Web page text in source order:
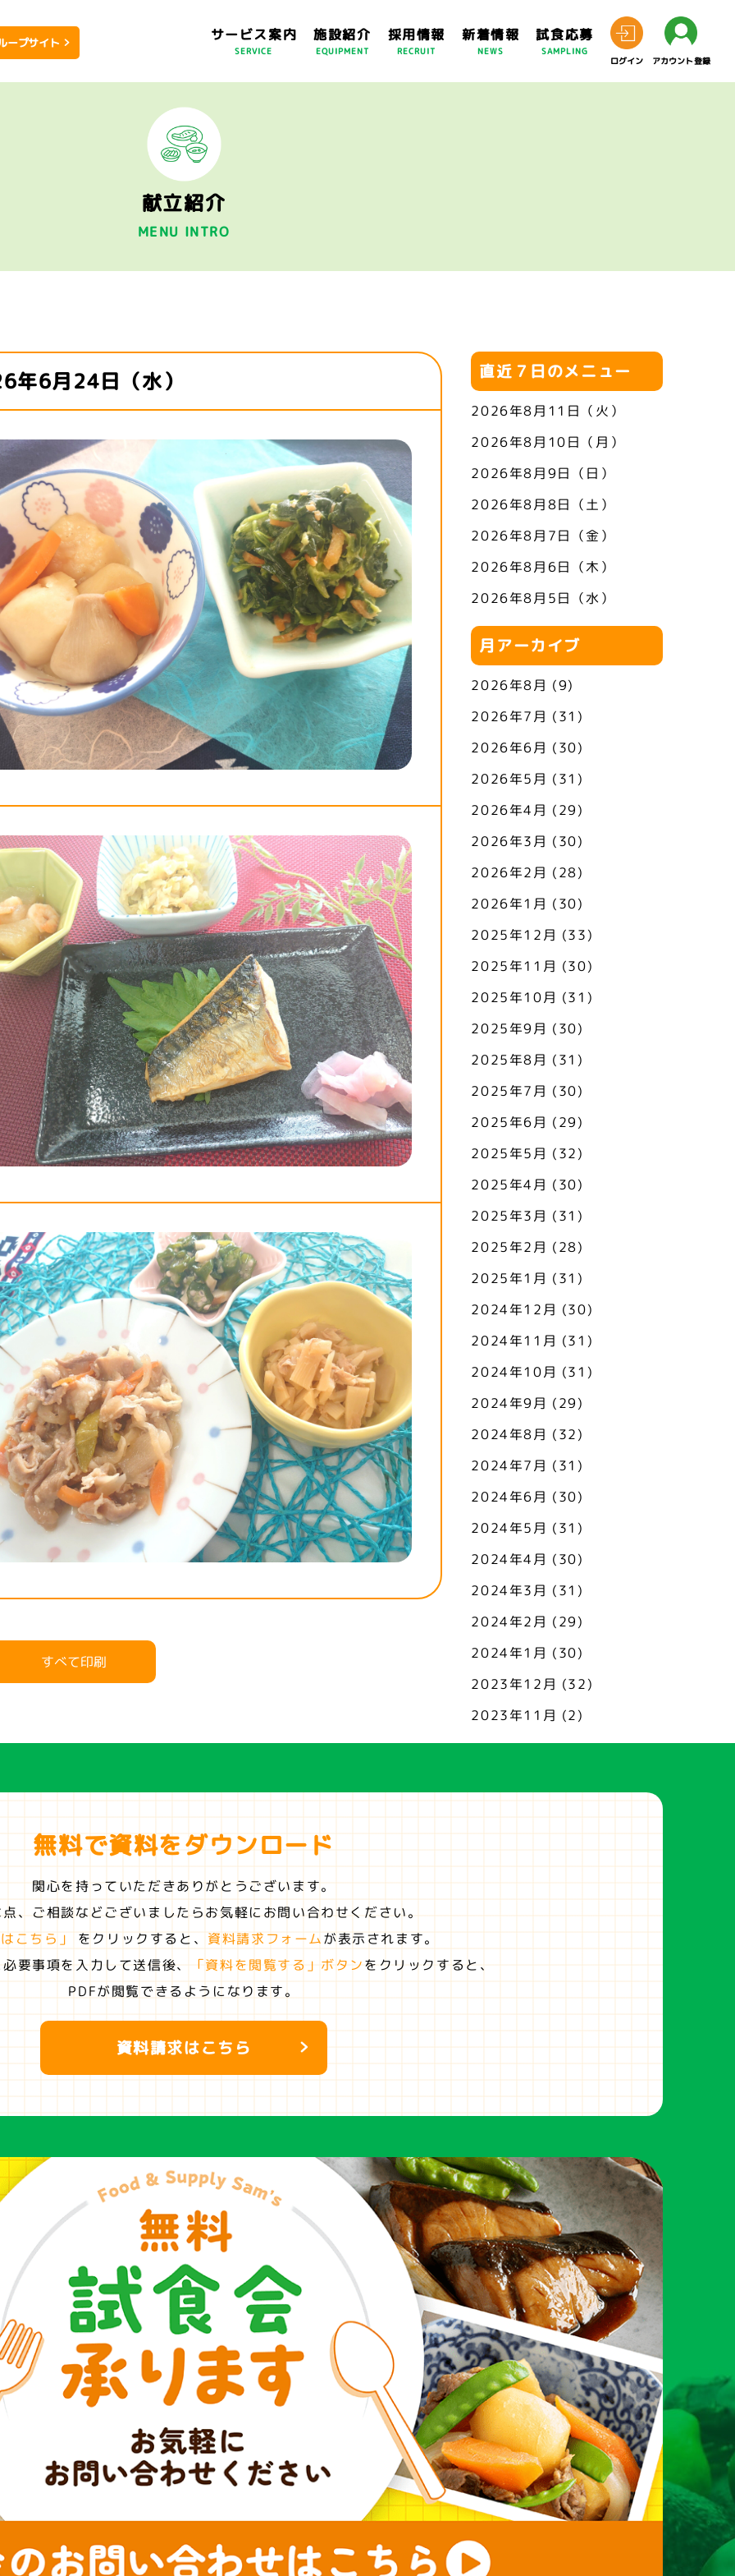
ープサイト サービス案内
SERVICE
施設紹介
EQUIPMENT
採用情報
RECRUIT
新着情報
NEWS
試食応募
SAMPLING
ログイン
アカウント登録
献立紹介
MENU INTRO
年6月24日（水）
すべて印刷
直近７日のメニュー
2026年8月11日（火）
2026年8月10日（月）
2026年8月9日（日）
2026年8月8日（土）
2026年8月7日（金）
2026年8月6日（木）
2026年8月5日（水）
月アーカイブ
2026年8月 (9)
2026年7月 (31)
2026年6月 (30)
2026年5月 (31)
2026年4月 (29)
2026年3月 (30)
2026年2月 (28)
2026年1月 (30)
2025年12月 (33)
2025年11月 (30)
2025年10月 (31)
2025年9月 (30)
2025年8月 (31)
2025年7月 (30)
2025年6月 (29)
2025年5月 (32)
2025年4月 (30)
2025年3月 (31)
2025年2月 (28)
2025年1月 (31)
2024年12月 (30)
2024年11月 (31)
2024年10月 (31)
2024年9月 (29)
2024年8月 (32)
2024年7月 (31)
2024年6月 (30)
2024年5月 (31)
2024年4月 (30)
2024年3月 (31)
2024年2月 (29)
2024年1月 (30)
2023年12月 (32)
2023年11月 (2)
無料で資料をダウンロード
関心を持っていただきありがとうございます。
、ご相談などございましたらお気軽にお問い合わせください。
こちら」
をクリックすると、 資料請求フォームが表示されます。
要事項を入力して送信後、
「資料を閲覧する」ボタンをクリックすると、
PDFが閲覧できるようになります。
資料請求はこちら